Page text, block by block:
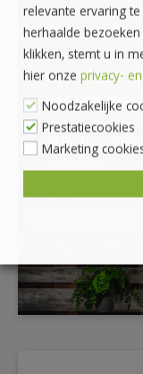
ZELF
UW KUNT
PALLET
*Afhalen
webshop
relevante ervaring
herhaalde
klikken, stemt u in
hier onze privacy-
Noodzakelijke
Prestatiecookies
Marketing